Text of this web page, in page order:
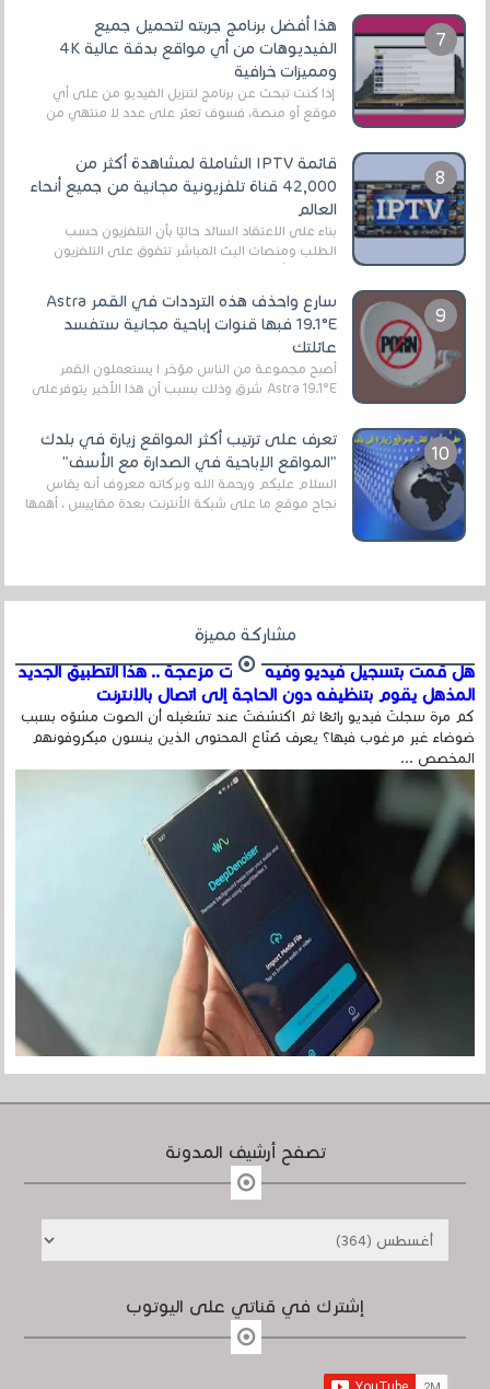
هذا أفضل برنامج جربته لتحميل جميع
الفيديوهات من أي مواقع بدقة عالية 4K
ومميزات خرافية
إذا كنت تبحث عن برنامج لتنزيل الفيديو من على أي
موقع أو منصة، فسوف تعثر على عدد لا منتهي من
قائمة IPTV الشاملة لمشاهدة أكثر من
42,000 قناة تلفزيونية مجانية من جميع أنحاء
العالم
بناءً على الاعتقاد السائد حاليًا بأن التلفزيون حسب
الطلب ومنصات البث المباشر تتفوق على التلفزيون
سارع واحذف هذه الترددات في القمر Astra
19.1°E فبها قنوات إباحية مجانية ستفسد
عائلتك
أصبح مجموعة من الناس مؤخر ا يستعملون القمر
Astra 19.1°E شرق وذلك بسبب أن هذا الأخير يتوفرعلى
تعرف على ترتيب أكثر المواقع زيارة في بلدك
"المواقع الإباحية في الصدارة مع الأسف"
السلام عليكم ورحمة الله وبركاته معروف أنه يقاس
نجاح موقع ما على شبكة الأنترنت بعدة مقاييس ، أهمها
مشاركة مميزة
هل قمت بتسجيل فيديو وفيه أصوت مزعجة .. هذا التطبيق الجديد
المذهل يقوم بتنظيفه دون الحاجة إلى اتصال بالإنترنت
كم مرة سجلتَ فيديو رائعًا ثم اكتشفتَ عند تشغيله أن الصوت مشوّه بسبب
ضوضاء غير مرغوب فيها؟ يعرف صُنّاع المحتوى الذين ينسون ميكروفونهم
المخصص ...
تصفح أرشيف المدونة
إشترك في قناتي على اليوتوب